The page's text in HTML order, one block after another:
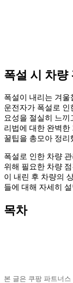
폭설 시 차량
폭설이 내리는 겨울
운전자가 폭설로 인
요성을 절실히 느
리법에 대한 완벽한
꿀팁을 총모아 정리
폭설로 인한 차량
위해 필요한 차량
이 내린 후 차량의
들에 대해 자세히
목차
본 글은 쿠팡 파트너